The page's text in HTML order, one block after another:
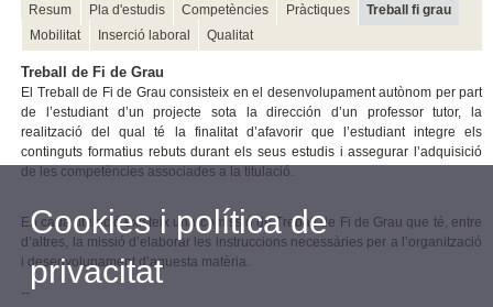
Resum Pla d'estudis Competències Pràctiques
Treball fi grau
Mobilitat
Inserció laboral Qualitat
Treball de Fi de Grau
El Treball de Fi de Grau consisteix en el desenvolupament autònom per part
de l’estudiant d’un projecte sota la dirección d’un professor tutor, la
realització del qual té la finalitat d’afavorir que l’estudiant integre els
continguts formatius rebuts durant els seus estudis i assegurar l’adquisició
de les competències associades a la titulació.
En cada titulació existeix una comissió de Treball de Fi de Grau que té, entre
d’altres, la missió d’elaborar les instruccions necessàries per a l’organització
i desenvolupament d’aquesta matèria.
--
Cookies i política de
privacitat